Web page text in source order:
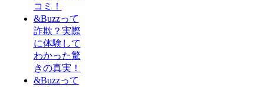
コミ！
&Buzzって
詐欺？実際
に体験して
わかった驚
きの真実！
&Buzzって